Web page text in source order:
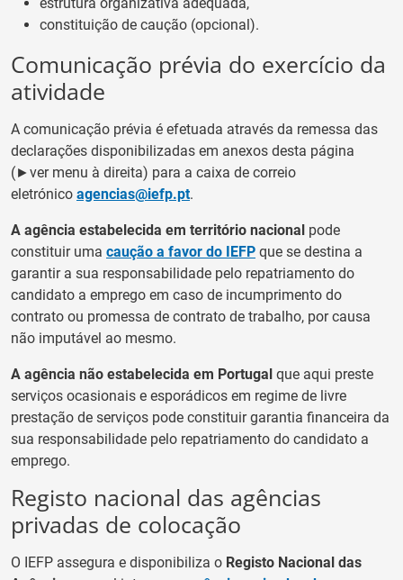
constituição de caução (opcional).
Comunicação prévia do exercício da
atividade
A comunicação prévia é efetuada através da remessa das
declarações disponibilizadas em anexos desta página
(►ver menu à direita) para a caixa de correio
eletrónico agencias@iefp.pt.
A agência estabelecida em território nacional pode
constituir uma caução a favor do IEFP que se destina a
garantir a sua responsabilidade pelo repatriamento do
candidato a emprego em caso de incumprimento do
contrato ou promessa de contrato de trabalho, por causa
não imputável ao mesmo.
A agência não estabelecida em Portugal que aqui preste
serviços ocasionais e esporádicos em regime de livre
prestação de serviços pode constituir garantia financeira da
sua responsabilidade pelo repatriamento do candidato a
emprego.
Registo nacional das agências
privadas de colocação
O IEFP assegura e disponibiliza o Registo Nacional das